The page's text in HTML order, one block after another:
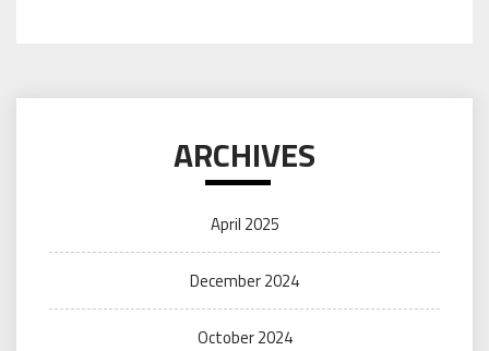
ARCHIVES
April 2025
December 2024
October 2024